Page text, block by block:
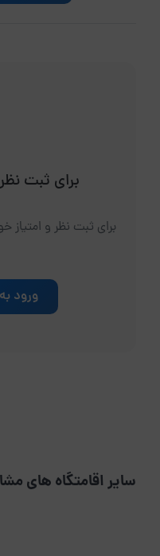
برای ثبت
برای ثبت نظر و امتیاز
ورود
سایر اقامتگاه های